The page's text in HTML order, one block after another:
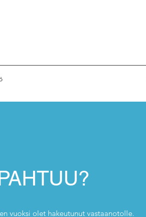
vuoksi olet hakeutunut vastaanotolle.